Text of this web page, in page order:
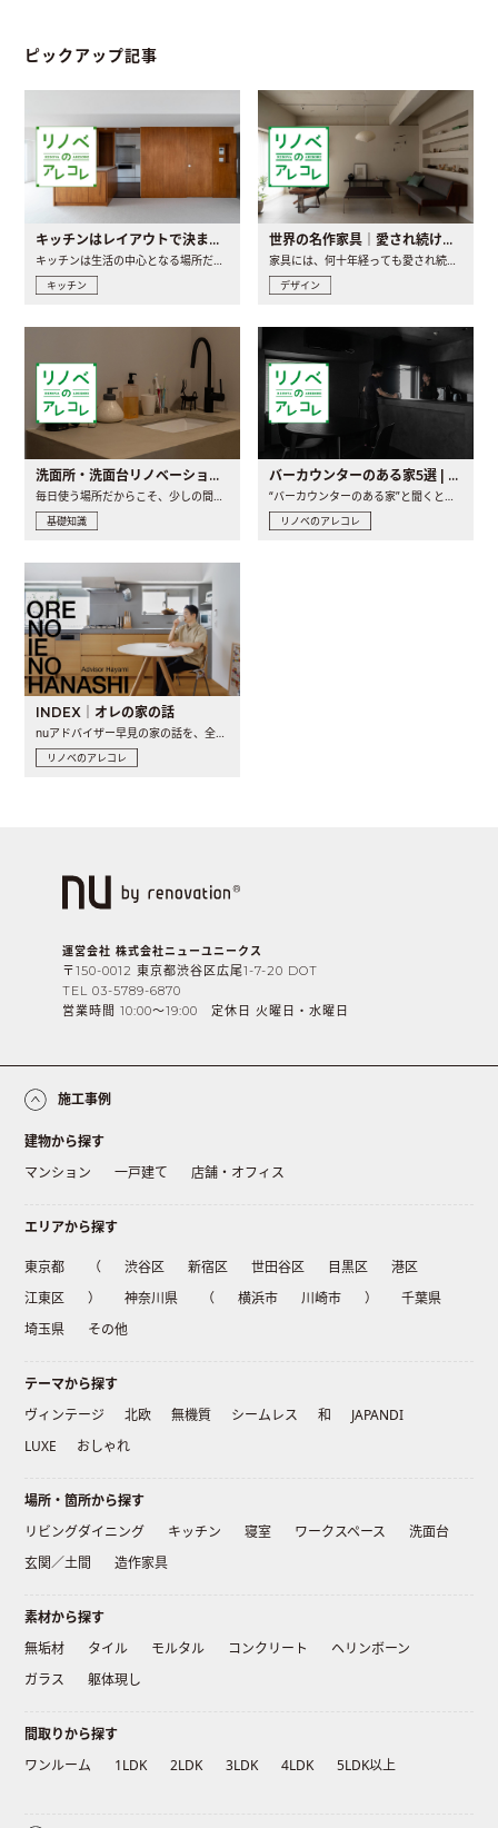
ピックアップ記事
キッチンはレイアウトで決まる。後悔しないための考え方と選び方
キッチン
世界の名作家具｜愛され続ける理由と一生モノとの出会い方
デザイン
洗面所・洗面台リノベーションの事例と間取りアイデア
毎日使う場所だからこそ、少しの間取りの工夫や素材の選び方で..
基礎知識
バーカウンターのある家5選 | 日常に馴染む“距離の近い”キッチンとは
“バーカウンターのある家”と聞くと、少し特別な、大人のための..
リノベのアレコレ
INDEX｜オレの家の話
リノベのアレコレ
運営会社 株式会社ニューユニークス
〒150-0012 東京都渋谷区広尾1-7-20 DOT
TEL 03-5789-6870
営業時間 10:00〜19:00 定休日 火曜日・水曜日
施工事例
建物から探す
マンション
一戸建て 店舗・オフィス
エリアから探す
東京都 （ 渋谷区 新宿区 世田谷区 目黒区
港区
江東区
） 神奈川県 （ 横浜市 川崎市 ）
千葉県
埼玉県
その他
テーマから探す
ヴィンテージ
北欧 無機質 シームレス 和
JAPANDI
LUXE
おしゃれ
場所・箇所から探す
リビングダイニング
キッチン 寝室 ワークスペース
洗面台
玄関／土間
造作家具
素材から探す
無垢材
タイル モルタル コンクリート
ヘリンボーン
ガラス
躯体現し
間取りから探す
ワンルーム
1LDK 2LDK 3LDK 4LDK 5LDK以上